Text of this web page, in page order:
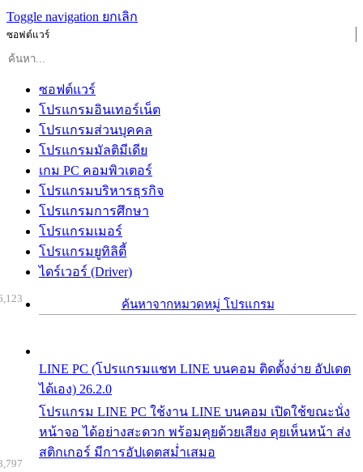
Toggle navigation ยกเลิก
ซอฟต์แวร์
ซอฟต์แวร์
โปรแกรมอินเทอร์เน็ต
โปรแกรมส่วนบุคคล
โปรแกรมมัลติมีเดีย
เกม PC คอมพิวเตอร์
โปรแกรมบริหารธุรกิจ
โปรแกรมการศึกษา
โปรแกรมเมอร์
โปรแกรมยูทิลิตี้
ไดร์เวอร์ (Driver)
ค้นหาจากหมวดหมู่ โปรแกรม
LINE PC (โปรแกรมแชท LINE บนคอม ติดตั้งง่าย อัปเดต
ได้เอง) 26.2.0
โปรแกรม LINE PC ใช้งาน LINE บนคอม เปิดใช้ขณะนั่ง
หน้าจอ ได้อย่างสะดวก พร้อมคุยด้วยเสียง คุยเห็นหน้า ส่ง
สติกเกอร์ มีการอัปเดตสม่ำเสมอ